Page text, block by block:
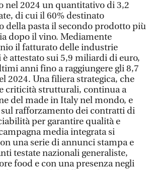
nel 2024 un quantitativo di 3,2
di cui il 60% destinato
della pasta il secondo prodotto più
dopo il vino. Mediamente
il fatturato delle industrie
è attestato sui 5,9 miliardi di euro,
anni fino a raggiungere gli 8,7
2024. Una filiera strategica, che
criticità strutturali, continua a
del made in Italy nel mondo, e
rafforzamento dei contratti di
per garantire qualità e
media integrata si
una serie di annunci stampa e
testate nazionali generaliste,
food e con una presenza negli